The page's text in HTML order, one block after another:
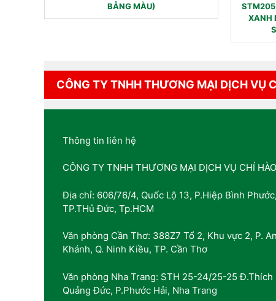
BẢNG MÀU)
XANH
CÔNG TY TNHH THƯƠNG MẠI DỊCH VỤ
Thông tin liên hệ
CÔNG TY TNHH THƯƠNG MẠI DỊCH VỤ CHÍ HÀO
Địa chỉ: 606/76/4, Quốc Lộ 13, P.Hiệp Bình Phước,
TP.THủ Đức, Tp.HCM
Văn phòng Cần Thơ: 388Z7 Tổ 2, Khu vực 2, P. An
Khánh, Q. Ninh Kiều, TP. Cần Thơ
Văn phòng Nha Trang: STH 25-24/25-25 Đ.Thích
Quảng Đức, P.Phước Hải, Nha Trang